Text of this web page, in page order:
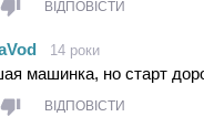
ВІДПОВІСТИ
14 роки
машинка, но старт
ВІДПОВІСТИ